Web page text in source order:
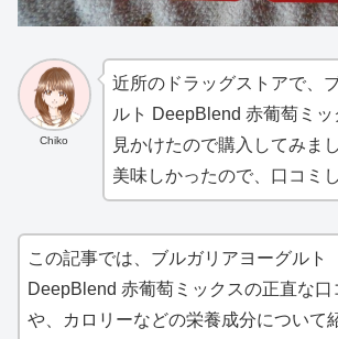
Chiko
近所のドラッグストアで、
ルト DeepBlend 赤葡萄ミ
見かけたので購入してみまし
美味しかったので、口コミ
この記事では、ブルガリアヨーグルト
DeepBlend 赤葡萄ミックスの正直な口
や、カロリーなどの栄養成分について